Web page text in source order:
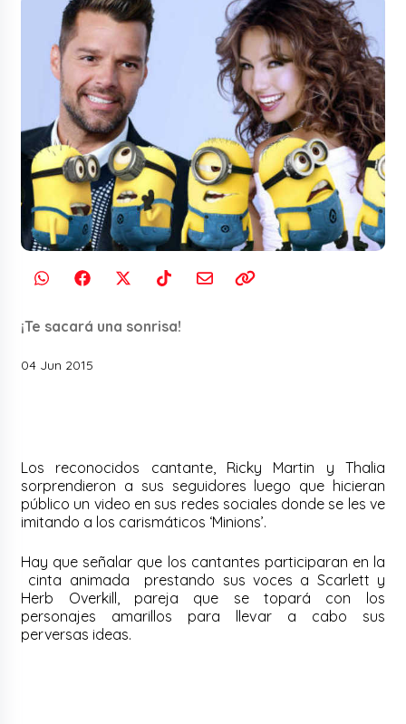
¡Te sacará una sonrisa!
04 Jun 2015
Los reconocidos cantante, Ricky Martin y Thalia
sorprendieron a sus seguidores luego que hicieran
público un video en sus redes sociales donde se les ve
imitando a los carismáticos ‘Minions’.
Hay que señalar que los cantantes participaran en la
cinta animada prestando sus voces a Scarlett y
Herb Overkill, pareja que se topará con los
personajes amarillos para llevar a cabo sus
perversas ideas.